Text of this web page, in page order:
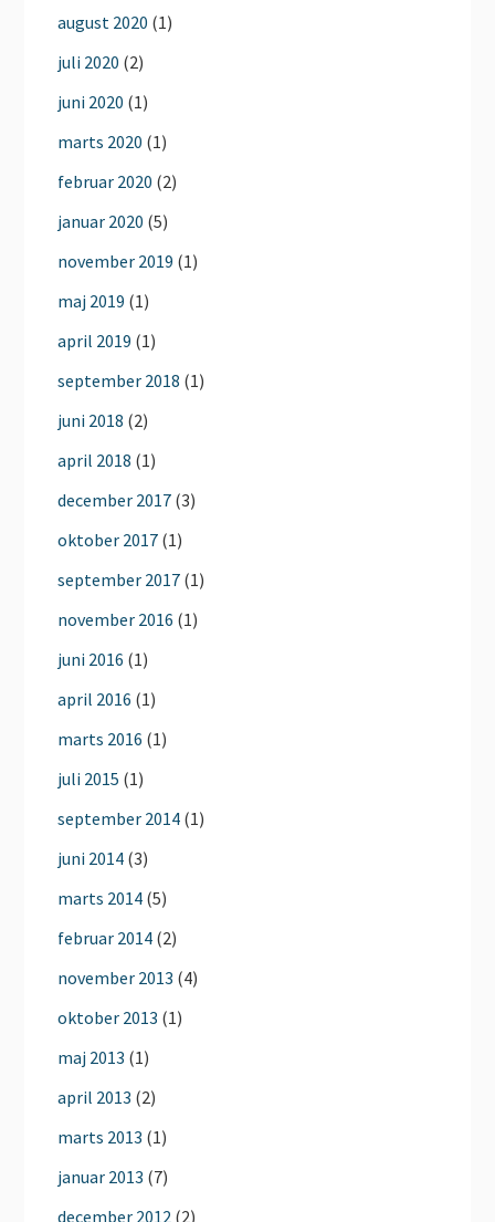
august 2020 (1)
juli 2020 (2)
juni 2020 (1)
marts 2020 (1)
februar 2020 (2)
januar 2020 (5)
november 2019 (1)
maj 2019 (1)
april 2019 (1)
september 2018 (1)
juni 2018 (2)
april 2018 (1)
december 2017 (3)
oktober 2017 (1)
september 2017 (1)
november 2016 (1)
juni 2016 (1)
april 2016 (1)
marts 2016 (1)
juli 2015 (1)
september 2014 (1)
juni 2014 (3)
marts 2014 (5)
februar 2014 (2)
november 2013 (4)
oktober 2013 (1)
maj 2013 (1)
april 2013 (2)
marts 2013 (1)
januar 2013 (7)
december 2012 (2)